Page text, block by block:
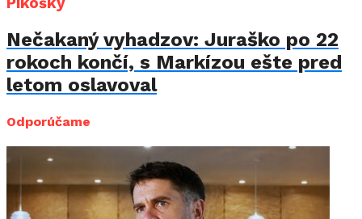
Nečakaný vyhadzov: Juraško po 22
rokoch končí, s Markízou ešte pred
letom oslavoval
Odporúčame